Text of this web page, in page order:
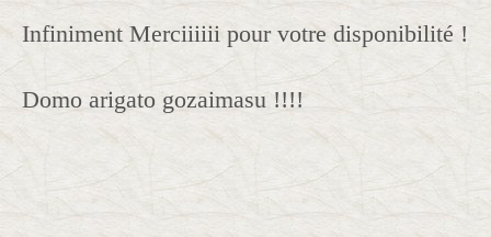
Infiniment Merciiiiii pour votre disponibilité !
Domo arigato gozaimasu !!!!